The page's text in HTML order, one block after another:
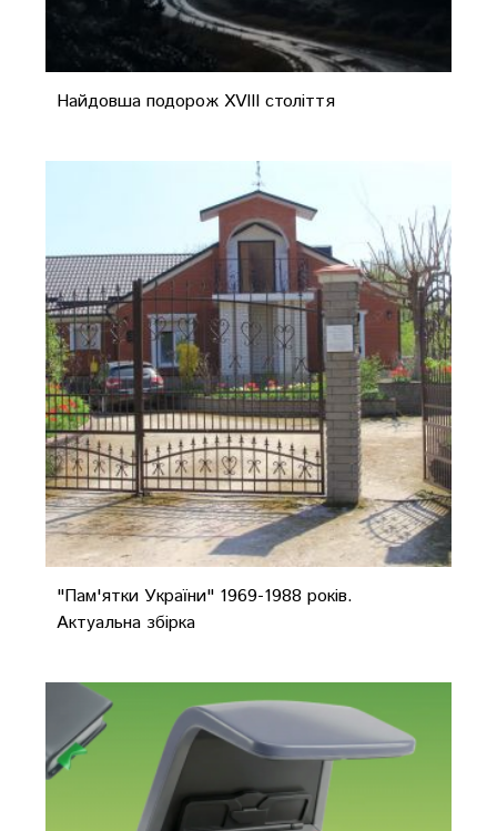
Найдовша подорож XVIII століття
"Пам'ятки України" 1969-1988 років.
Актуальна збірка